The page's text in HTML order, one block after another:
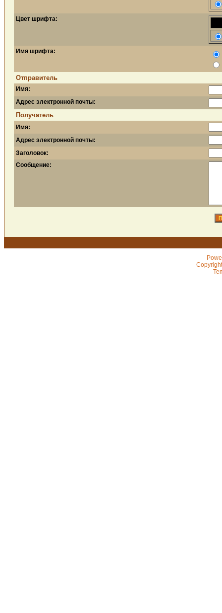
Цвет шрифта:
Имя шрифта:
Отправитель
Имя:
Адрес электронной почты:
Получатель
Имя:
Адрес электронной почты:
Заголовок:
Сообщение: